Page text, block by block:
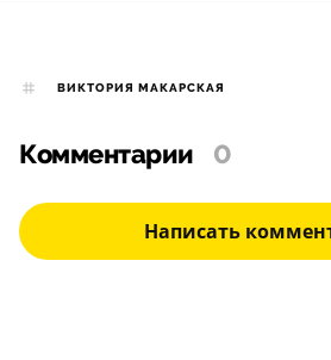
ВИКТОРИЯ МАКАРСКАЯ
Комментарии 0
Написать